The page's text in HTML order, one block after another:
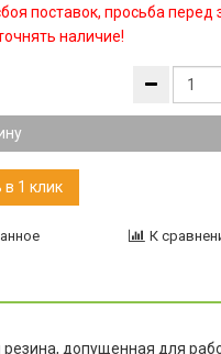
поставок, просьба перед
наличие!
К
резина, допущенная для